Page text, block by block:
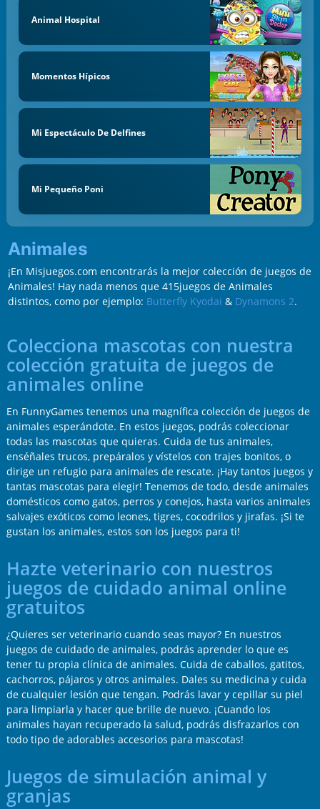
Animal Hospital
Momentos Hípicos
Mi Espectáculo De Delfines
Mi Pequeño Poni
Animales
¡En Misjuegos.com encontrarás la mejor colección de juegos de
Animales! Hay nada menos que 415juegos de Animales
distintos, como por ejemplo: Butterfly Kyodai & Dynamons 2.
Colecciona mascotas con nuestra
colección gratuita de juegos de
animales online
En FunnyGames tenemos una magnífica colección de juegos de
animales esperándote. En estos juegos, podrás coleccionar
todas las mascotas que quieras. Cuida de tus animales,
enséñales trucos, prepáralos y vístelos con trajes bonitos, o
dirige un refugio para animales de rescate. ¡Hay tantos juegos y
tantas mascotas para elegir! Tenemos de todo, desde animales
domésticos como gatos, perros y conejos, hasta varios animales
salvajes exóticos como leones, tigres, cocodrilos y jirafas. ¡Si te
gustan los animales, estos son los juegos para ti!
Hazte veterinario con nuestros
juegos de cuidado animal online
gratuitos
¿Quieres ser veterinario cuando seas mayor? En nuestros
juegos de cuidado de animales, podrás aprender lo que es
tener tu propia clínica de animales. Cuida de caballos, gatitos,
cachorros, pájaros y otros animales. Dales su medicina y cuida
de cualquier lesión que tengan. Podrás lavar y cepillar su piel
para limpiarla y hacer que brille de nuevo. ¡Cuando los
animales hayan recuperado la salud, podrás disfrazarlos con
todo tipo de adorables accesorios para mascotas!
Juegos de simulación animal y
granjas